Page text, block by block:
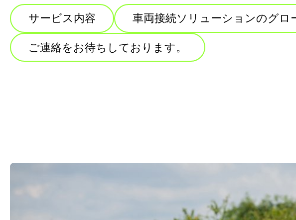
サービス内容
車両接続ソリューションのグロ
ご連絡をお待ちしております。